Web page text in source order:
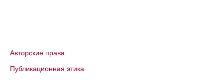
Авторские права
Публикационная этика